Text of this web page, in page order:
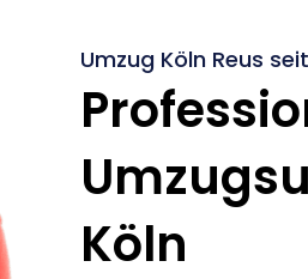
Umzug Köln Reus
Köln